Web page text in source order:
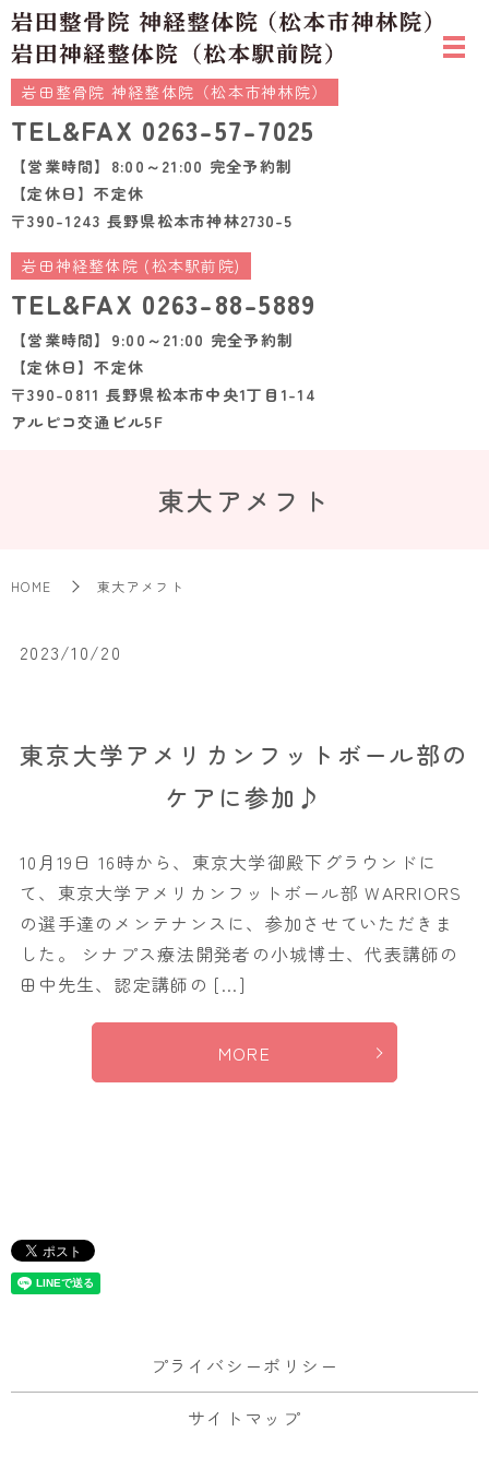
岩田整骨院 神経整体院（松本市神林院）
TEL&FAX 0263-57-7025
【営業時間】8:00～21:00 完全予約制
【定休日】不定休
〒390-1243 長野県松本市神林2730-5
岩田神経整体院 (松本駅前院)
TEL&FAX 0263-88-5889
【営業時間】9:00～21:00 完全予約制
【定休日】不定休
〒390-0811 長野県松本市中央1丁目1-14
アルピコ交通ビル5F
東大アメフト
HOME 東大アメフト
2023/10/20
東京大学アメリカンフットボール部の
ケアに参加♪
10月19日 16時から、東京大学御殿下グラウンドに
て、東京大学アメリカンフットボール部 WARRIORS
の選手達のメンテナンスに、参加させていただきま
した。 シナプス療法開発者の小城博士、代表講師の
田中先生、認定講師の […]
MORE
プライバシーポリシー
サイトマップ